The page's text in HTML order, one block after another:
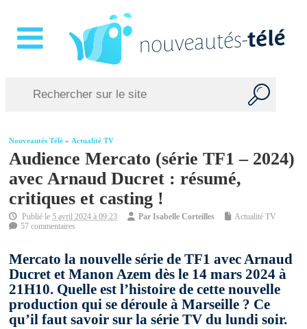
Nouveautés Télé »Actualité TV
Audience Mercato (série TF1 – 2024)
avec Arnaud Ducret : résumé,
critiques et casting !
Publié le5 avril 2024 à 09:23 ParIsabelle Corteilles
Actualité TV
57 commentaires
Mercato la nouvelle série de TF1 avec Arnaud
Ducret et Manon Azem dès le 14 mars 2024 à
21H10. Quelle est l’histoire de cette nouvelle
production qui se déroule à Marseille ? Ce
qu’il faut savoir sur la série TV du lundi soir.